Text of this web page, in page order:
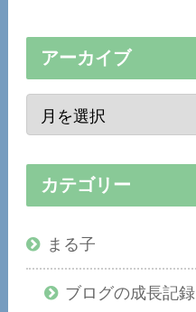
アーカイブ
カテゴリー
まる子
ブログの成長記録